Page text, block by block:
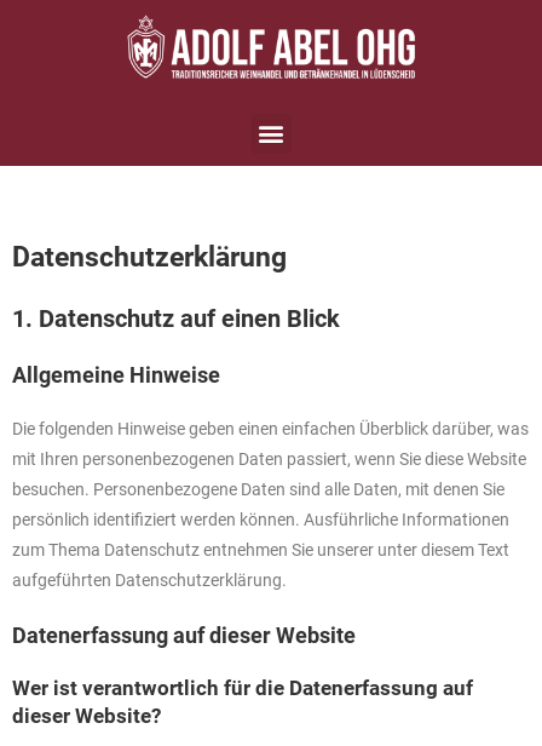
Datenschutz­erklärung
1. Datenschutz auf einen Blick
Allgemeine Hinweise
Die folgenden Hinweise geben einen einfachen Überblick darüber, was
mit Ihren personenbezogenen Daten passiert, wenn Sie diese Website
besuchen. Personenbezogene Daten sind alle Daten, mit denen Sie
persönlich identifiziert werden können. Ausführliche Informationen
zum Thema Datenschutz entnehmen Sie unserer unter diesem Text
aufgeführten Datenschutzerklärung.
Datenerfassung auf dieser Website
Wer ist verantwortlich für die Datenerfassung auf
dieser Website?